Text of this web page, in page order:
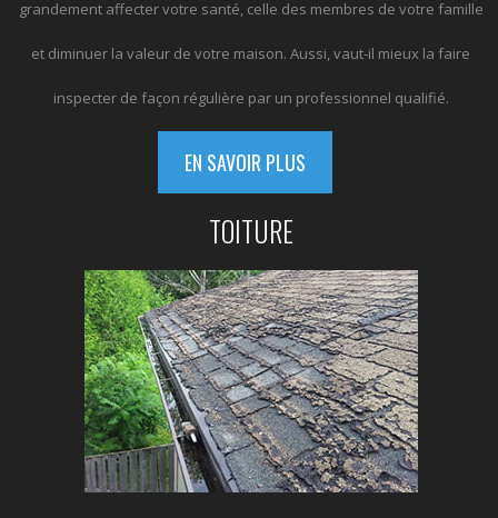
grandement affecter votre santé, celle des membres de votre famille
et diminuer la valeur de votre maison. Aussi, vaut-il mieux la faire
inspecter de façon régulière par un professionnel qualifié.
EN SAVOIR PLUS
TOITURE